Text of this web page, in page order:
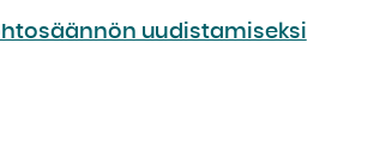
uudistamiseksi